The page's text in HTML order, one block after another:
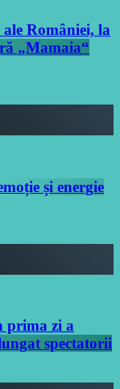
României, la
„Mamaia“
și energie
prima zi a
spectatorii